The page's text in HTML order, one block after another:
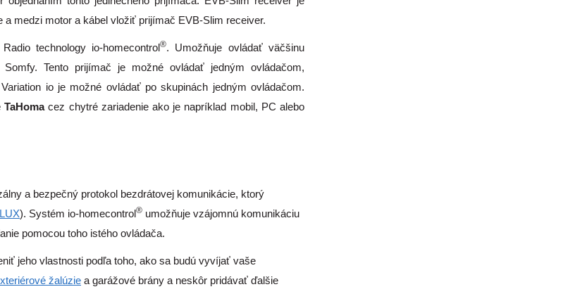
medzi motor a kábel vložiť prijímač EVB-Slim receiver.
technology io-homecontrol®. Umožňuje ovládať väčšinu
Tento prijímač je možné ovládať jedným ovládačom,
io je možné ovládať po skupinách jedným ovládačom.
TaHomacez chytré zariadenie ako je napríklad mobil, PC alebo
a bezpečný protokol bezdrátovej komunikácie, ktorý
). Systém io-homecontrol ® umožňuje vzájomnú komunikáciu
pomocou toho istého ovládača.
jeho vlastnosti podľa toho, ako sa budú vyvíjať vaše
žalúzie a garážové brány a neskôr pridávať ďalšie